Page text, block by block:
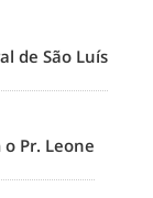
de São Luís
Pr. Leone